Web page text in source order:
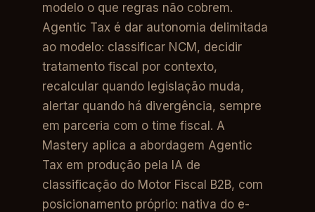
modelo o que regras não cobrem.
Agentic Tax é dar autonomia delimitada
ao modelo: classificar NCM, decidir
tratamento fiscal por contexto,
recalcular quando legislação muda,
alertar quando há divergência, sempre
em parceria com o time fiscal. A
Mastery aplica a abordagem Agentic
Tax em produção pela IA de
classificação do Motor Fiscal B2B, com
posicionamento próprio: nativa do e-